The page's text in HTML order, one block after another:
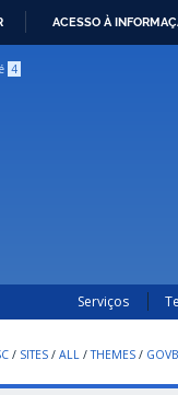
ACESSO À
4
Serviços
/ SITES / ALL / THEMES /